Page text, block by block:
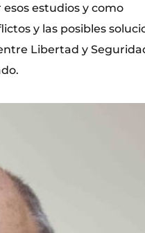
estudios y como
y las posibles
Libertad y